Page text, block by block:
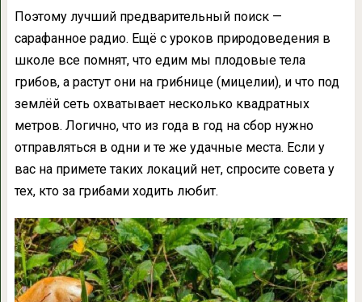
Поэтому лучший предварительный поиск —
сарафанное радио. Ещё с уроков природоведения в
школе все помнят, что едим мы плодовые тела
грибов, а растут они на грибнице (мицелии), и что под
землёй сеть охватывает несколько квадратных
метров. Логично, что из года в год на сбор нужно
отправляться в одни и те же удачные места. Если у
вас на примете таких локаций нет, спросите совета у
тех, кто за грибами ходить любит.